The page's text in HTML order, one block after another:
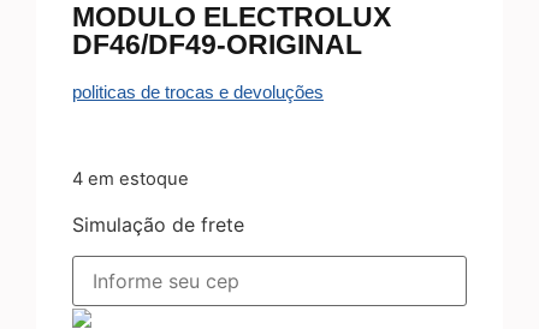
MODULO ELECTROLUX
DF46/DF49-ORIGINAL
politicas de trocas e devoluções
4 em estoque
Simulação de frete